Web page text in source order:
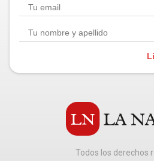
Todos los derechos